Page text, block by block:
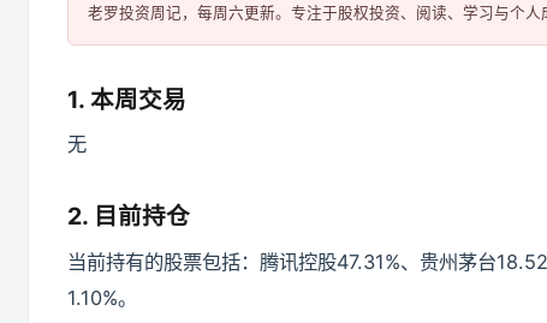
1. 本周交易
无
2. 目前持仓
当前持有的股票包括：腾讯控股47.31%、贵州茅台
1.10%。